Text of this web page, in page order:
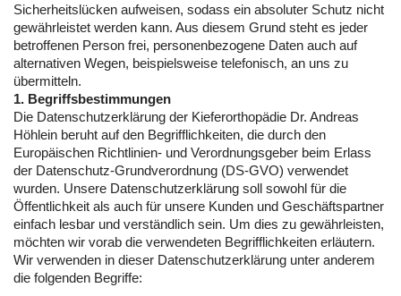
Sicherheitslücken aufweisen, sodass ein absoluter Schutz nicht
gewährleistet werden kann. Aus diesem Grund steht es jeder
betroffenen Person frei, personenbezogene Daten auch auf
alternativen Wegen, beispielsweise telefonisch, an uns zu
übermitteln.
1. Begriffsbestimmungen
Die Datenschutzerklärung der Kieferorthopädie Dr. Andreas
Höhlein beruht auf den Begrifflichkeiten, die durch den
Europäischen Richtlinien- und Verordnungsgeber beim Erlass
der Datenschutz-Grundverordnung (DS-GVO) verwendet
wurden. Unsere Datenschutzerklärung soll sowohl für die
Öffentlichkeit als auch für unsere Kunden und Geschäftspartner
einfach lesbar und verständlich sein. Um dies zu gewährleisten,
möchten wir vorab die verwendeten Begrifflichkeiten erläutern.
Wir verwenden in dieser Datenschutzerklärung unter anderem
die folgenden Begriffe: